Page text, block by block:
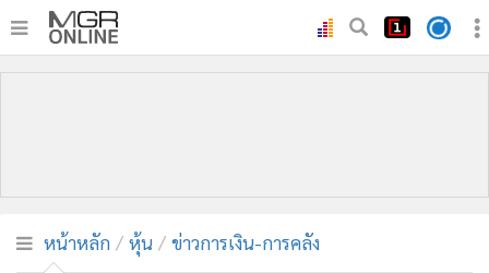
• บันเทิง
หน้าหลัก หุ้น ข่าวการเงิน-การคลัง